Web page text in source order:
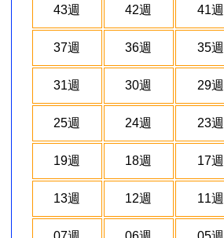
43週 42週 41週
37週 36週 35週
31週 30週 29週
25週 24週 23週
19週 18週 17週
13週 12週 11週